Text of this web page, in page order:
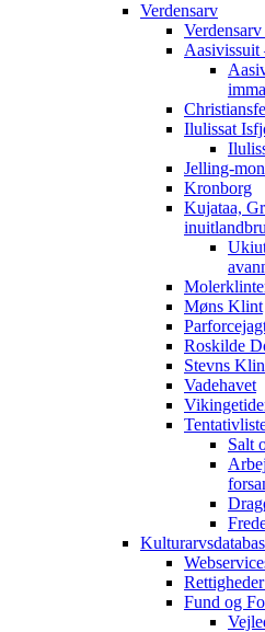
Verdensarv
Aasivissuit
Ilulissat
Jelling-
Kronborg
Kujataa,
Møns Klint
Roskilde
Stevns
Vadehavet
Salt
Fund og